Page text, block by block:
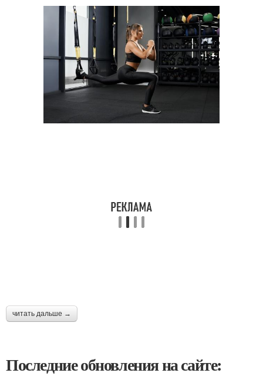
читать дальше →
Последние обновления на сайте: